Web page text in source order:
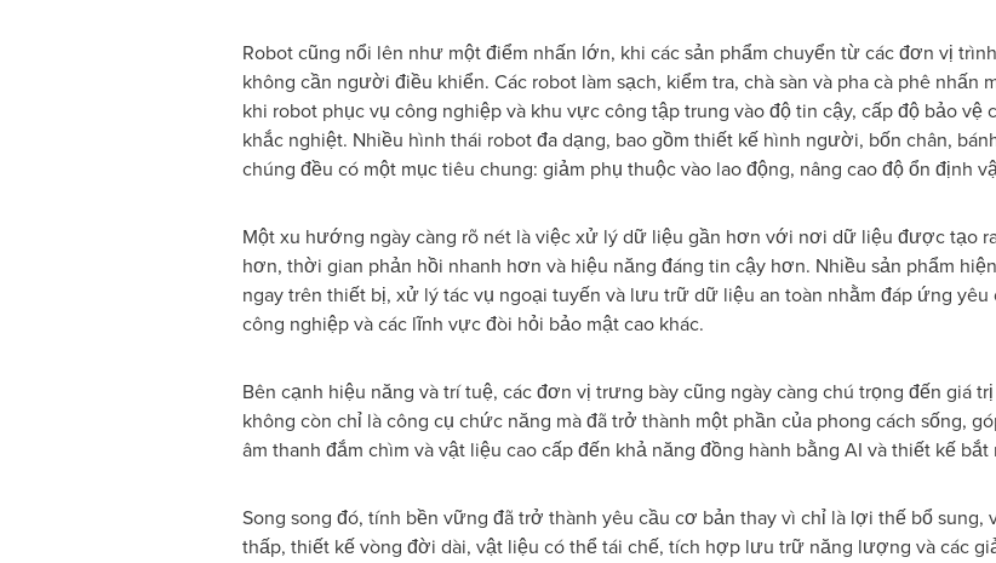
Robot cũng nổi lên như một điểm nhấn lớn, khi các sản phẩm chuyển từ các đơn vị
không cần người điều khiển. Các robot làm sạch, kiểm tra, chà sàn và pha cà phê nhấn
khi robot phục vụ công nghiệp và khu vực công tập trung vào độ tin cậy, cấp độ bảo
khắc nghiệt. Nhiều hình thái robot đa dạng, bao gồm thiết kế hình người, bốn chân,
chúng đều có một mục tiêu chung: giảm phụ thuộc vào lao động, nâng cao độ ổn định
Một xu hướng ngày càng rõ nét là việc xử lý dữ liệu gần hơn với nơi dữ liệu được tạo
hơn, thời gian phản hồi nhanh hơn và hiệu năng đáng tin cậy hơn. Nhiều sản phẩm
ngay trên thiết bị, xử lý tác vụ ngoại tuyến và lưu trữ dữ liệu an toàn nhằm đáp ứng yêu
công nghiệp và các lĩnh vực đòi hỏi bảo mật cao khác.
Bên cạnh hiệu năng và trí tuệ, các đơn vị trưng bày cũng ngày càng chú trọng đến giá
không còn chỉ là công cụ chức năng mà đã trở thành một phần của phong cách sống,
âm thanh đắm chìm và vật liệu cao cấp đến khả năng đồng hành bằng AI và thiết kế bắt
Song song đó, tính bền vững đã trở thành yêu cầu cơ bản thay vì chỉ là lợi thế bổ
thấp, thiết kế vòng đời dài, vật liệu có thể tái chế, tích hợp lưu trữ năng lượng và các